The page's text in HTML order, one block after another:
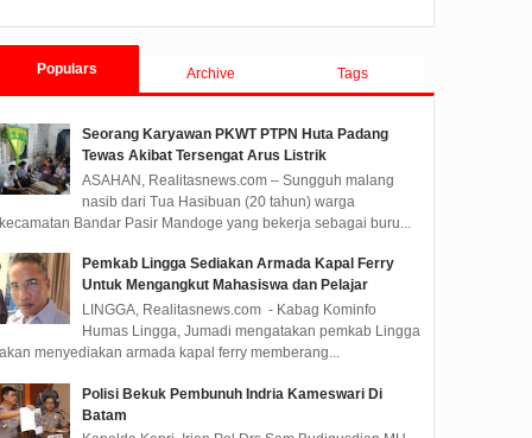
Populars Archive Tags
Seorang Karyawan PKWT PTPN Huta Padang
Tewas Akibat Tersengat Arus Listrik
ASAHAN, Realitasnews.com – Sungguh malang
nasib dari Tua Hasibuan (20 tahun) warga
kecamatan Bandar Pasir Mandoge yang bekerja sebagai buru...
Pemkab Lingga Sediakan Armada Kapal Ferry
Untuk Mengangkut Mahasiswa dan Pelajar
LINGGA, Realitasnews.com - Kabag Kominfo
Humas Lingga, Jumadi mengatakan pemkab Lingga
akan menyediakan armada kapal ferry memberang...
Polisi Bekuk Pembunuh Indria Kameswari Di
Batam